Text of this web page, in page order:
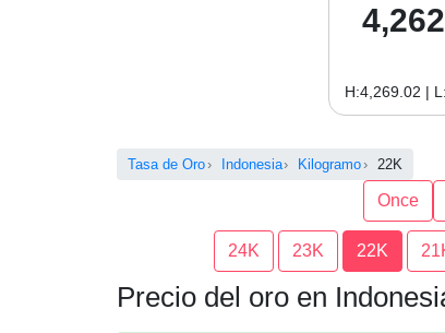
H:4,269.02 |
Tasa de Oro Indonesia Kilogramo 22K
Once
24K 23K 22K
Precio del oro en